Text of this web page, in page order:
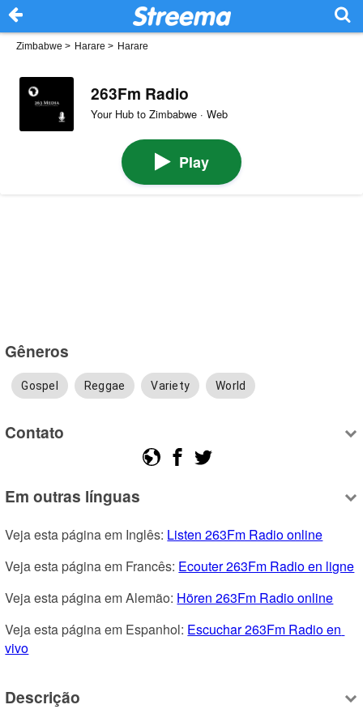
Zimbabwe > Harare > Harare
263Fm Radio
Your Hub to Zimbabwe · Web
Play
Gêneros
Gospel Reggae Variety World
Contato
Em outras línguas
Veja esta página em Inglês: Listen 263Fm Radio online
Veja esta página em Francês: Ecouter 263Fm Radio en ligne
Veja esta página em Alemão: Hören 263Fm Radio online
Veja esta página em Espanhol: Escuchar 263Fm Radio en
vivo
Descrição